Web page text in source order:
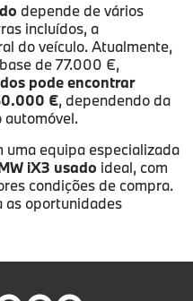
depende de vários
incluídos, a
do veículo. Atualmente,
de 77.000 €,
pode encontrar
€, dependendo da
automóvel.
uma equipa especializada
iX3 usado ideal, com
condições de compra.
as oportunidades